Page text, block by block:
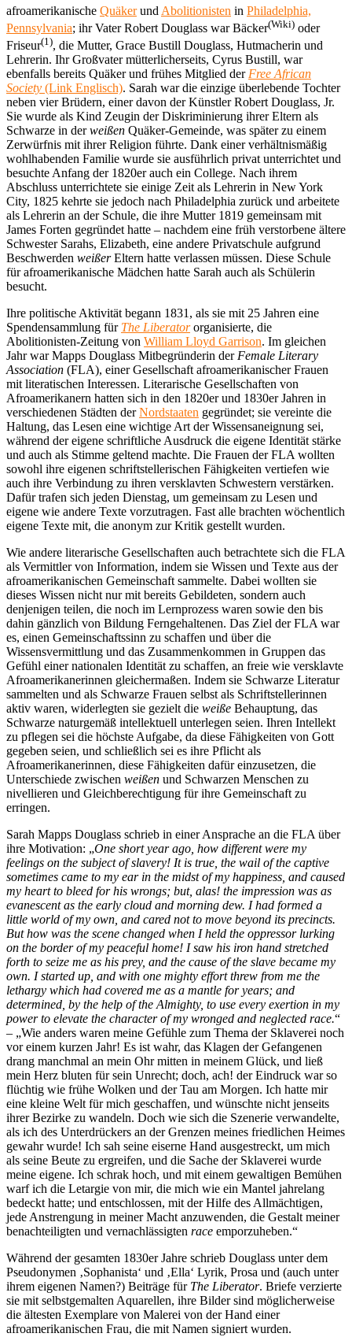
afroamerikanische Quäkerund Abolitionisten in Philadelphia,
Pennsylvania; ihr Vater Robert Douglass war Bäcker(Wiki) oder
Friseur(1), die Mutter, Grace Bustill Douglass, Hutmacherin und
Lehrerin. Ihr Großvater mütterlicherseits, Cyrus Bustill, war
ebenfalls bereits Quäker und frühes Mitglied der Free African
Society (Link Englisch). Sarah war die einzige überlebende Tochter
neben vier Brüdern, einer davon der Künstler Robert Douglass, Jr.
Sie wurde als Kind Zeugin der Diskriminierung ihrer Eltern als
Schwarze in derweißen Quäker-Gemeinde, was später zu einem
Zerwürfnis mit ihrer Religion führte. Dank einer verhältnismäßig
wohlhabenden Familie wurde sie ausführlich privat unterrichtet und
besuchte Anfang der 1820er auch ein College. Nach ihrem
Abschluss unterrichtete sie einige Zeit als Lehrerin in New York
City, 1825 kehrte sie jedoch nach Philadelphia zurück und arbeitete
als Lehrerin an der Schule, die ihre Mutter 1819 gemeinsam mit
James Forten gegründet hatte – nachdem eine früh verstorbene ältere
Schwester Sarahs, Elizabeth, eine andere Privatschule aufgrund
Beschwerden weißerEltern hatte verlassen müssen. Diese Schule
für afroamerikanische Mädchen hatte Sarah auch als Schülerin
besucht.
Ihre politische Aktivität begann 1831, als sie mit 25 Jahren eine
Spendensammlung für The Liberatororganisierte, die
Abolitionisten-Zeitung von William Lloyd Garrison. Im gleichen
Jahr war Mapps Douglass Mitbegründerin der Female Literary
Association (FLA), einer Gesellschaft afroamerikanischer Frauen
mit literatischen Interessen. Literarische Gesellschaften von
Afroamerikanern hatten sich in den 1820er und 1830er Jahren in
verschiedenen Städten derNordstaaten gegründet; sie vereinte die
Haltung, das Lesen eine wichtige Art der Wissensaneignung sei,
während der eigene schriftliche Ausdruck die eigene Identität stärke
und auch als Stimme geltend machte. Die Frauen der FLA wollten
sowohl ihre eigenen schriftstellerischen Fähigkeiten vertiefen wie
auch ihre Verbindung zu ihren versklavten Schwestern verstärken.
Dafür trafen sich jeden Dienstag, um gemeinsam zu Lesen und
eigene wie andere Texte vorzutragen. Fast alle brachten wöchentlich
eigene Texte mit, die anonym zur Kritik gestellt wurden.
Wie andere literarische Gesellschaften auch betrachtete sich die FLA
als Vermittler von Information, indem sie Wissen und Texte aus der
afroamerikanischen Gemeinschaft sammelte. Dabei wollten sie
dieses Wissen nicht nur mit bereits Gebildeten, sondern auch
denjenigen teilen, die noch im Lernprozess waren sowie den bis
dahin gänzlich von Bildung Ferngehaltenen. Das Ziel der FLA war
es, einen Gemeinschaftssinn zu schaffen und über die
Wissensvermittlung und das Zusammenkommen in Gruppen das
Gefühl einer nationalen Identität zu schaffen, an freie wie versklavte
Afroamerikanerinnen gleichermaßen. Indem sie Schwarze Literatur
sammelten und als Schwarze Frauen selbst als Schriftstellerinnen
aktiv waren, widerlegten sie gezielt die weiße Behauptung, das
Schwarze naturgemäß intellektuell unterlegen seien. Ihren Intellekt
zu pflegen sei die höchste Aufgabe, da diese Fähigkeiten von Gott
gegeben seien, und schließlich sei es ihre Pflicht als
Afroamerikanerinnen, diese Fähigkeiten dafür einzusetzen, die
Unterschiede zwischen weißen und Schwarzen Menschen zu
nivellieren und Gleichberechtigung für ihre Gemeinschaft zu
erringen.
Sarah Mapps Douglass schrieb in einer Ansprache an die FLA über
ihre Motivation: „One short year ago, how different were my
feelings on the subject of slavery! It is true, the wail of the captive
sometimes came to my ear in the midst of my happiness, and caused
my heart to bleed for his wrongs; but, alas! the impression was as
evanescent as the early cloud and morning dew. I had formed a
little world of my own, and cared not to move beyond its precincts.
But how was the scene changed when I held the oppressor lurking
on the border of my peaceful home! I saw his iron hand stretched
forth to seize me as his prey, and the cause of the slave became my
own. I started up, and with one mighty effort threw from me the
lethargy which had covered me as a mantle for years; and
determined, by the help of the Almighty, to use every exertion in my
power to elevate the character of my wronged and neglected race.“
– „Wie anders waren meine Gefühle zum Thema der Sklaverei noch
vor einem kurzen Jahr! Es ist wahr, das Klagen der Gefangenen
drang manchmal an mein Ohr mitten in meinem Glück, und ließ
mein Herz bluten für sein Unrecht; doch, ach! der Eindruck war so
flüchtig wie frühe Wolken und der Tau am Morgen. Ich hatte mir
eine kleine Welt für mich geschaffen, und wünschte nicht jenseits
ihrer Bezirke zu wandeln. Doch wie sich die Szenerie verwandelte,
als ich des Unterdrückers an der Grenzen meines friedlichen Heimes
gewahr wurde! Ich sah seine eiserne Hand ausgestreckt, um mich
als seine Beute zu ergreifen, und die Sache der Sklaverei wurde
meine eigene. Ich schrak hoch, und mit einem gewaltigen Bemühen
warf ich die Letargie von mir, die mich wie ein Mantel jahrelang
bedeckt hatte; und entschlossen, mit der Hilfe des Allmächtigen,
jede Anstrengung in meiner Macht anzuwenden, die Gestalt meiner
benachteiligten und vernachlässigten race emporzuheben.“
Während der gesamten 1830er Jahre schrieb Douglass unter dem
Pseudonymen ‚Sophanista‘ und ‚Ella‘ Lyrik, Prosa und (auch unter
ihrem eigenen Namen?) Beiträge für The Liberator. Briefe verzierte
sie mit selbstgemalten Aquarellen, ihre Bilder sind möglicherweise
die ältesten Exemplare von Malerei von der Hand einer
afroamerikanischen Frau, die mit Namen signiert wurden.